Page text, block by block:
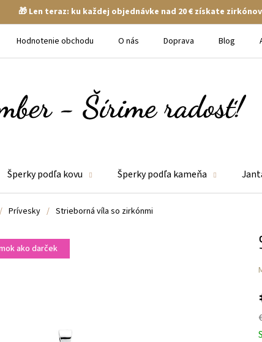
🎁 Len teraz: ku každej objednávke nad 20 € získate
Hodnotenie obchodu O nás Doprava Blog
Šperky podľa kovu Šperky podľa kameňa
/ Prívesky / Strieborná víla so zirkónmi
ako darček